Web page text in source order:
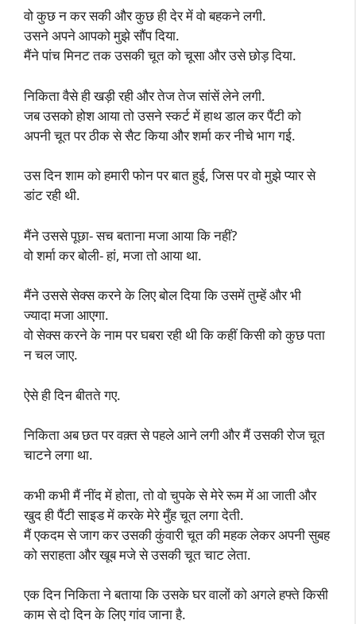
वो कुछ न कर सकी और कुछ ही देर में वो बहकने लगी.
उसने अपने आपको मुझे सौंप दिया.
मैंने पांच मिनट तक उसकी चूत को चूसा और उसे छोड़ दिया.
निकिता वैसे ही खड़ी रही और तेज तेज सांसें लेने लगी.
जब उसको होश आया तो उसने स्कर्ट में हाथ डाल कर पैंटी को
अपनी चूत पर ठीक से सैट किया और शर्मा कर नीचे भाग गई.
उस दिन शाम को हमारी फोन पर बात हुई, जिस पर वो मुझे प्यार से
डांट रही थी.
मैंने उससे पूछा- सच बताना मजा आया कि नहीं?
वो शर्मा कर बोली- हां, मजा तो आया था.
मैंने उससे सेक्स करने के लिए बोल दिया कि उसमें तुम्हें और भी
ज्यादा मजा आएगा.
वो सेक्स करने के नाम पर घबरा रही थी कि कहीं किसी को कुछ पता
न चल जाए.
ऐसे ही दिन बीतते गए.
निकिता अब छत पर वक़्त से पहले आने लगी और मैं उसकी रोज चूत
चाटने लगा था.
कभी कभी मैं नींद में होता, तो वो चुपके से मेरे रूम में आ जाती और
खुद ही पैंटी साइड में करके मेरे मुँह चूत लगा देती.
मैं एकदम से जाग कर उसकी कुंवारी चूत की महक लेकर अपनी सुबह
को सराहता और खूब मजे से उसकी चूत चाट लेता.
एक दिन निकिता ने बताया कि उसके घर वालों को अगले हफ्ते किसी
काम से दो दिन के लिए गांव जाना है.